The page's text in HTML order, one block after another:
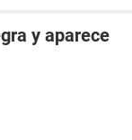
y aparece